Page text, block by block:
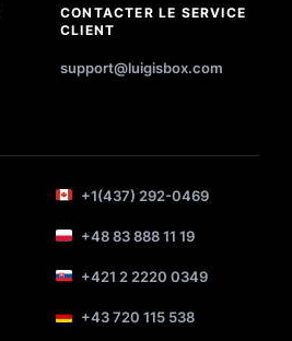
CONTACTER LE SERVICE
CLIENT
support@luigisbox.com
+1(437) 292-0469
+48 83 888 11 19
+421 2 2220 0349
+43 720 115 538